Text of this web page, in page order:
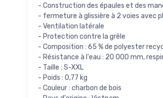
- Construction des épaules et des
- fermeture à glissière à 2 voies avec
- Ventilation latérale
- Protection contre la grêle
- Composition : 65 % de polyester
- Résistance à l'eau : 20 000 mm,
- Taille : S-XXL
- Poids : 0,77 kg
- Couleur : charbon de bois